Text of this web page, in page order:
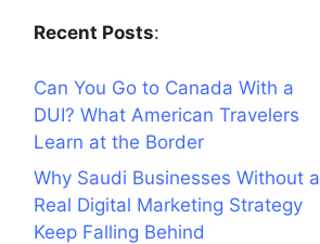
Recent Posts:
Can You Go to Canada With a
DUI? What American Travelers
Learn at the Border
Why Saudi Businesses Without a
Real Digital Marketing Strategy
Keep Falling Behind